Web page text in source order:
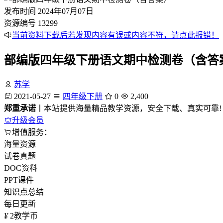
发布时间 2024年07月07日
资源编号 13299
当前资料下载后若发现内容有误或内容不符，请点此报错！
部编版四年级下册语文期中检测卷（含答
苏学
2021-05-27
四年级下册 0
2,400
郑重承诺 丨本站提供海量精品教学资源，安全下载、真实可靠!
升级会员
增值服务：
海量资源
试卷真题
DOC资料
PPT课件
知识点总结
每日更新
¥ 2教学币